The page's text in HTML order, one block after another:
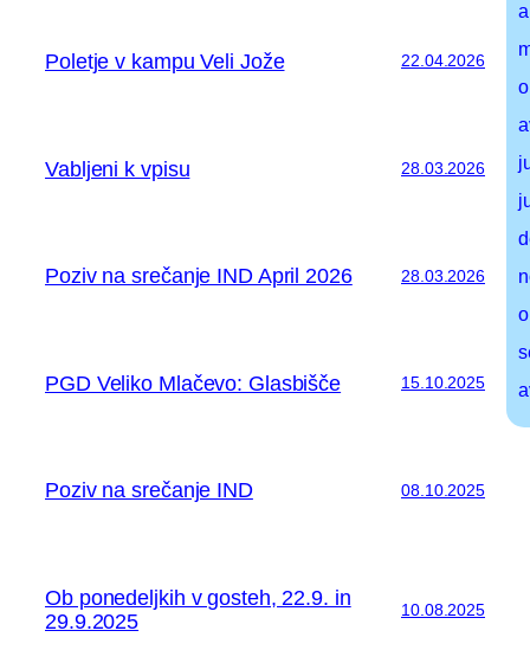
Poletje v kampu Veli Jože 22.04.2026
Vabljeni k vpisu 28.03.2026
Poziv na srečanje IND April 2026 28.03.2026
PGD Veliko Mlačevo: Glasbišče 15.10.2025
Poziv na srečanje IND 08.10.2025
Ob ponedeljkih v gosteh, 22.9. in
29.9.2025
10.08.2025